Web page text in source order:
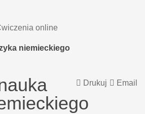
online
niemieckiego
Email
Drukuj